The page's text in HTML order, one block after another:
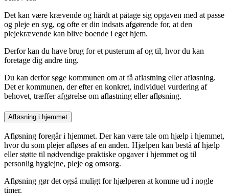
Det kan være krævende og hårdt at påtage sig opgaven med at passe
og pleje en syg, og ofte er din indsats afgørende for, at den
plejekrævende kan blive boende i eget hjem.
Derfor kan du have brug for et pusterum af og til, hvor du kan
foretage dig andre ting.
Du kan derfor søge kommunen om at få aflastning eller afløsning.
Det er kommunen, der efter en konkret, individuel vurdering af
behovet, træffer afgørelse om aflastning eller afløsning.
Afløsning i hjemmet
Afløsning foregår i hjemmet. Der kan være tale om hjælp i hjemmet,
hvor du som plejer afløses af en anden. Hjælpen kan bestå af hjælp
eller støtte til nødvendige praktiske opgaver i hjemmet og til
personlig hygiejne, pleje og omsorg.
Afløsning gør det også muligt for hjælperen at komme ud i nogle
timer.